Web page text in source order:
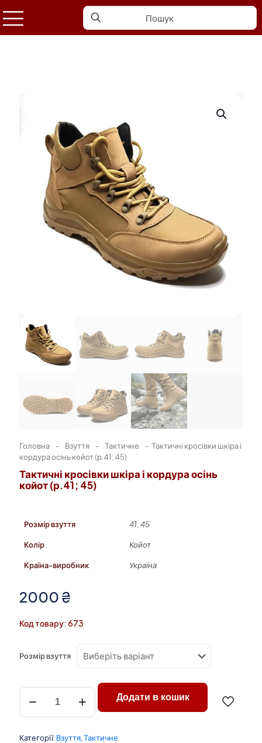
Головна - Взуття - Тактичне - Тактичні кросівки шкіра і
кордура осінь койот (р.41; 45)
Тактичні кросівки шкіра і кордура осінь
койот (р.41; 45)
Розмір взуття 41, 45
Колір Койот
Країна-виробник Україна
2000 ₴
Код товару: 673
Розмір взуття
Тактичні
кросівки
шкіра
кордура
Додати в кошик
Категорії: Взуття Тактичне